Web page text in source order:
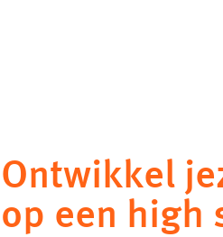
Ontwikkel
op een high